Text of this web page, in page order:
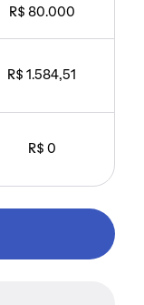
R$ 80.000
R$ 1.584,51
R$ 0